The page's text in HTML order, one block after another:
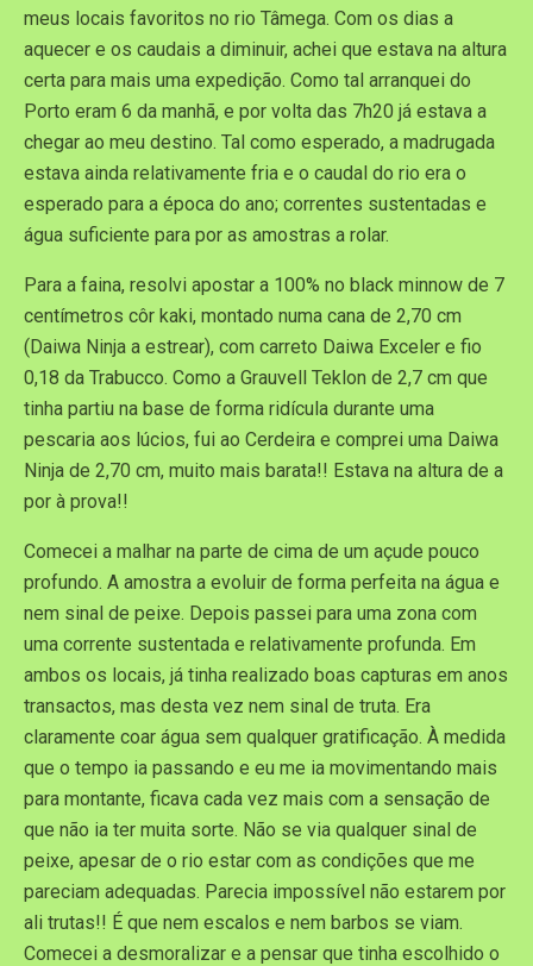
meus locais favoritos no rio Tâmega. Com os dias a
aquecer e os caudais a diminuir, achei que estava na altura
certa para mais uma expedição. Como tal arranquei do
Porto eram 6 da manhã, e por volta das 7h20 já estava a
chegar ao meu destino. Tal como esperado, a madrugada
estava ainda relativamente fria e o caudal do rio era o
esperado para a época do ano; correntes sustentadas e
água suficiente para por as amostras a rolar.
Para a faina, resolvi apostar a 100% no black minnow de 7
centímetros côr kaki, montado numa cana de 2,70 cm
(Daiwa Ninja a estrear), com carreto Daiwa Exceler e fio
0,18 da Trabucco. Como a Grauvell Teklon de 2,7 cm que
tinha partiu na base de forma ridícula durante uma
pescaria aos lúcios, fui ao Cerdeira e comprei uma Daiwa
Ninja de 2,70 cm, muito mais barata!! Estava na altura de a
por à prova!!
Comecei a malhar na parte de cima de um açude pouco
profundo. A amostra a evoluir de forma perfeita na água e
nem sinal de peixe. Depois passei para uma zona com
uma corrente sustentada e relativamente profunda. Em
ambos os locais, já tinha realizado boas capturas em anos
transactos, mas desta vez nem sinal de truta. Era
claramente coar água sem qualquer gratificação. À medida
que o tempo ia passando e eu me ia movimentando mais
para montante, ficava cada vez mais com a sensação de
que não ia ter muita sorte. Não se via qualquer sinal de
peixe, apesar de o rio estar com as condições que me
pareciam adequadas. Parecia impossível não estarem por
ali trutas!! É que nem escalos e nem barbos se viam.
Comecei a desmoralizar e a pensar que tinha escolhido o